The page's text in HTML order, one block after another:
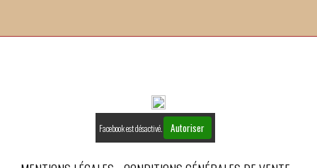
Facebook est désactivé. Autoriser